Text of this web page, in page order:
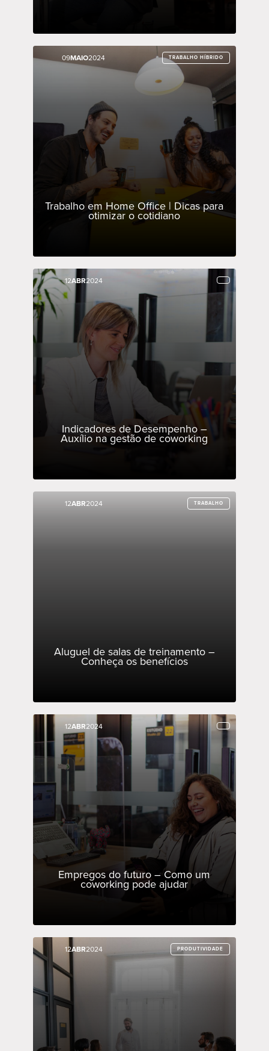
09MAIO2024 TRABALHO HÍBRIDO
Trabalho em Home Office | Dicas para
otimizar o cotidiano
09MAIO2024 TRABALHO HÍBRIDO
12ABR2024
Indicadores de Desempenho –
Auxílio na gestão de coworking
12ABR2024
12ABR2024 TRABALHO
Aluguel de salas de treinamento –
Conheça os benefícios
12ABR2024 TRABALHO
12ABR2024
Empregos do futuro – Como um
coworking pode ajudar
12ABR2024
12ABR2024 PRODUTIVIDADE
12ABR2024 PRODUTIVIDADE